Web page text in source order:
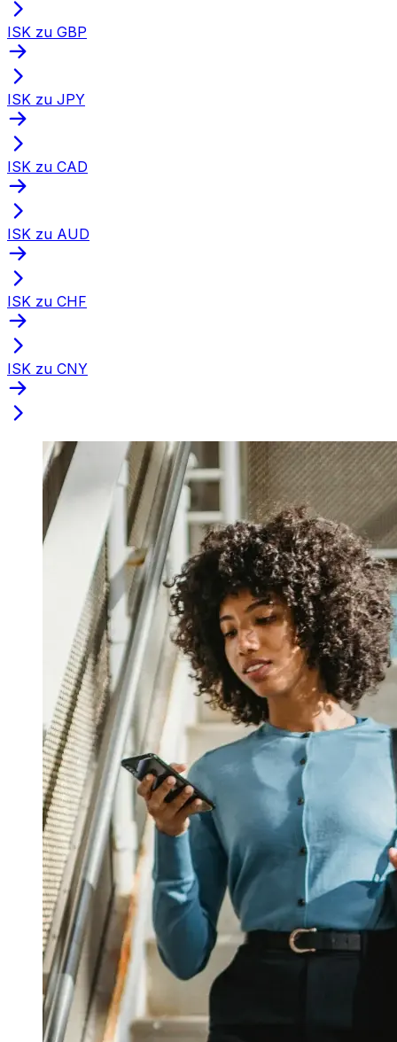
ISK zu GBP
ISK zu JPY
ISK zu CAD
ISK zu AUD
ISK zu CHF
ISK zu CNY